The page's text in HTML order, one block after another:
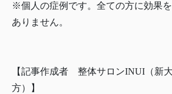
※個人の症例です。全ての方に効果
ありません。
【記事作成者 整体サロンINUI（新
方）】